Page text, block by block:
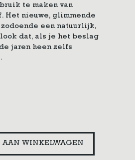
te maken van
Het nieuwe, glimmende
een natuurlijk,
dat, als je het beslag
jaren heen zelfs
AAN WINKELWAGEN